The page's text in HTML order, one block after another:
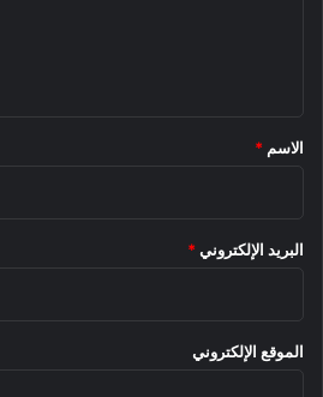
*
الاسم *
البريد الإلكتروني *
الموقع الإلكتروني